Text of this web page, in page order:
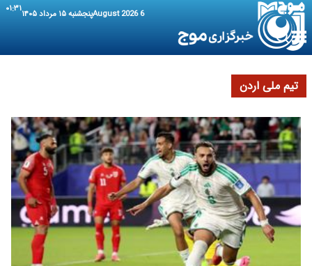
6 August 2026 پنجشنبه ۱۵ مرداد ۱۴۰۵ ۰۱:۳۱
تیم ملی اردن